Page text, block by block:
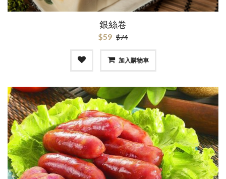
銀絲卷
$59 $74
加入購物車